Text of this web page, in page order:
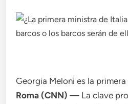
Georgia Meloni es la
Roma (CNN) — La clave